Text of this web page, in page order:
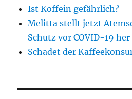
Ist Koffein gefährlich?
Melitta stellt jetzt
Schutz vor COVID-19 her
Schadet der